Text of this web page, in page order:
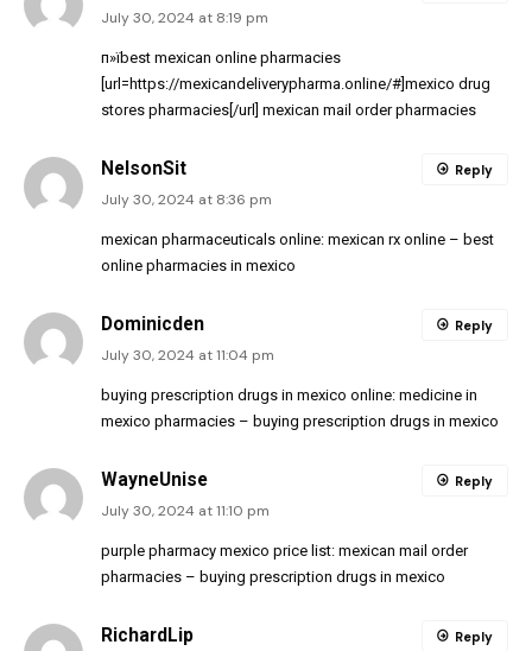
July 30, 2024 at 8:19 pm
п»їbest mexican online pharmacies
[url=https://mexicandeliverypharma.online/#]mexico drug
stores pharmacies[/url] mexican mail order pharmacies
NelsonSit
July 30, 2024 at 8:36 pm
mexican pharmaceuticals online: mexican rx online – best
online pharmacies in mexico
Reply
Dominicden
July 30, 2024 at 11:04 pm
buying prescription drugs in mexico online: medicine in
mexico pharmacies – buying prescription drugs in mexico
Reply
WayneUnise
July 30, 2024 at 11:10 pm
purple pharmacy mexico price list: mexican mail order
pharmacies – buying prescription drugs in mexico
Reply
RichardLip Reply